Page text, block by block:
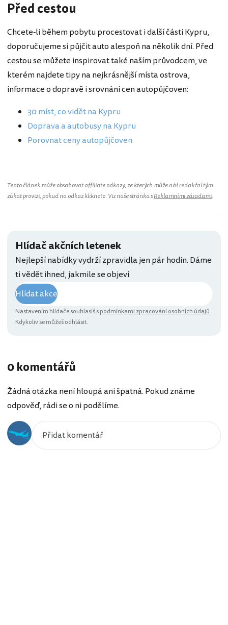
Před cestou
Chcete-li během pobytu procestovat i další části Kypru,
doporučujeme si půjčit auto alespoň na několik dní. Před
cestou se můžete inspirovat také naším průvodcem, ve
kterém najdete tipy na nejkrásnější místa ostrova,
informace o dopravě i srovnání cen autopůjčoven:
30 míst, co vidět na Kypru
Doprava a autobusy na Kypru
Porovnat ceny autopůjčoven
Tento článek může obsahovat affiliate odkazy, ze kterých může náš redakční tým
získat provizi, pokud na odkaz kliknete. Viz naše stránka sReklamními zásadami.
Hlídač akčních letenek
Nejlepší nabídky vydrží zpravidla jen pár hodin. Dáme
ti vědět ihned, jakmile se objeví
Hlídat akce
Nastavením hlídače souhlasíš spodmínkami zpracování osobních údajů.
Kdykoliv se můžeš odhlásit.
0 komentářů
Žádná otázka není hloupá ani špatná. Pokud známe
odpověď, rádi se o ni podělíme.